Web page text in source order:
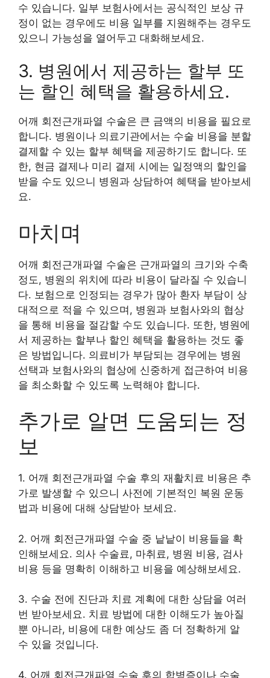
수 있습니다. 일부 보험사에서는 공식적인 보상 규
정이 없는 경우에도 비용 일부를 지원해주는 경우도
있으니 가능성을 열어두고 대화해보세요.
3. 병원에서 제공하는 할부 또
는 할인 혜택을 활용하세요.
어깨 회전근개파열 수술은 큰 금액의 비용을 필요로
합니다. 병원이나 의료기관에서는 수술 비용을 분할
결제할 수 있는 할부 혜택을 제공하기도 합니다. 또
한, 현금 결제나 미리 결제 시에는 일정액의 할인을
받을 수도 있으니 병원과 상담하여 혜택을 받아보세
요.
마치며
어깨 회전근개파열 수술은 근개파열의 크기와 수축
정도, 병원의 위치에 따라 비용이 달라질 수 있습니
다. 보험으로 인정되는 경우가 많아 환자 부담이 상
대적으로 적을 수 있으며, 병원과 보험사와의 협상
을 통해 비용을 절감할 수도 있습니다. 또한, 병원에
서 제공하는 할부나 할인 혜택을 활용하는 것도 좋
은 방법입니다. 의료비가 부담되는 경우에는 병원
선택과 보험사와의 협상에 신중하게 접근하여 비용
을 최소화할 수 있도록 노력해야 합니다.
추가로 알면 도움되는 정
보
1. 어깨 회전근개파열 수술 후의 재활치료 비용은 추
가로 발생할 수 있으니 사전에 기본적인 복원 운동
법과 비용에 대해 상담받아 보세요.
2. 어깨 회전근개파열 수술 중 낱낱이 비용들을 확
인해보세요. 의사 수술료, 마취료, 병원 비용, 검사
비용 등을 명확히 이해하고 비용을 예상해보세요.
3. 수술 전에 진단과 치료 계획에 대한 상담을 여러
번 받아보세요. 치료 방법에 대한 이해도가 높아질
뿐 아니라, 비용에 대한 예상도 좀 더 정확하게 알
수 있을 것입니다.
4. 어깨 회전근개파열 수술 후의 합병증이나 수술